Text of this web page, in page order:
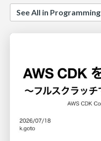
See All in Programming